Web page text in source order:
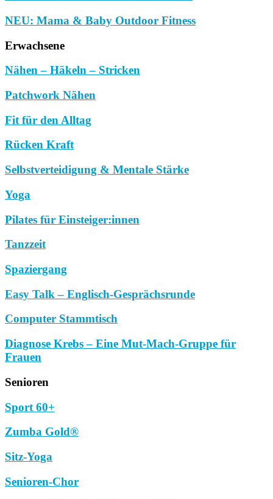
NEU: Mama & Baby Outdoor Fitness
Erwachsene
Nähen – Häkeln – Stricken
Patchwork Nähen
Fit für den Alltag
Rücken Kraft
Selbstverteidigung & Mentale Stärke
Yoga
Pilates für Einsteiger:innen
Tanzzeit
Spaziergang
Easy Talk – Englisch-Gesprächsrunde
Computer Stammtisch
Diagnose Krebs – Eine Mut-Mach-Gruppe für
Frauen
Senioren
Sport 60+
Zumba Gold®
Sitz-Yoga
Senioren-Chor